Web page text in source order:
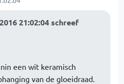
21:02:04 schreef
een wit keramisch
van de gloeidraad.